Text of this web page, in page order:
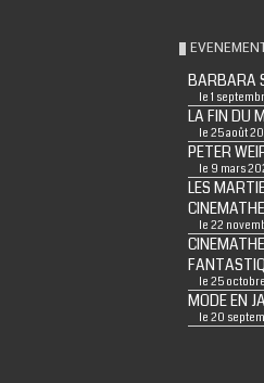
BARBARA
le 1
LA FIN DU
le 25 août
PETER
le 9 mars
LES
le 22
le 25
MODE EN
le 20